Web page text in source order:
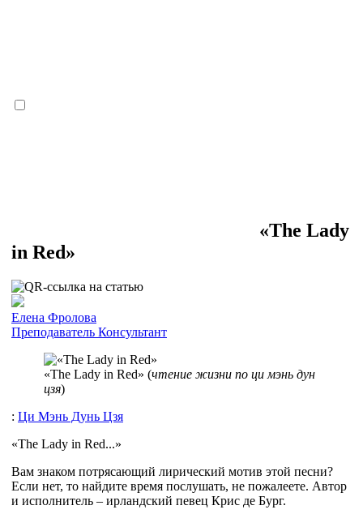
«The Lady
in Red»
Елена Фролова
Преподаватель Консультант
«The Lady in Red» (чтение жизни по ци мэнь дун
цзя)
: Ци Мэнь Дунь Цзя
«The Lady in Red...»
Вам знаком потрясающий лирический мотив этой песни?
Если нет, то найдите время послушать, не пожалеете. Автор
и исполнитель – ирландский певец Крис де Бург.